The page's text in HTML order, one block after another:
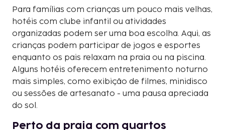
Para famílias com crianças um pouco mais velhas,
hotéis com clube infantil ou atividades
organizadas podem ser uma boa escolha. Aqui, as
crianças podem participar de jogos e esportes
enquanto os pais relaxam na praia ou na piscina.
Alguns hotéis oferecem entretenimento noturno
mais simples, como exibição de filmes, minidisco
ou sessões de artesanato - uma pausa apreciada
do sol.
Perto da praia com quartos